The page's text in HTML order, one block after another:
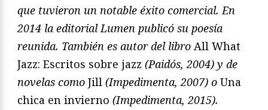
que tuvieron un notable éxito comercial. En
2014 la editorial Lumen publicó su poesía
reunida. También es autor del libro All What
Jazz: Escritos sobre jazz (Paidós, 2004) y de
novelas como Jill (Impedimenta, 2007) o Una
chica en invierno (Impedimenta, 2015).